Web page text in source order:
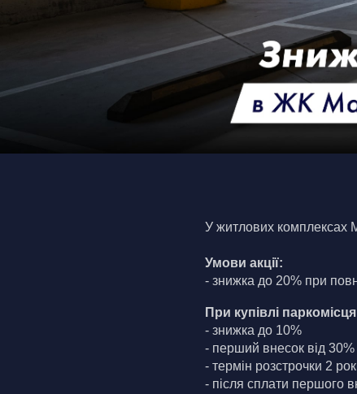
У житлових комплексах
Умови акції:
- знижка до 20% при
При купівлі
- знижка до 10%
- перший внесок від 30%
- термін розстрочки 2
- після сплати першого